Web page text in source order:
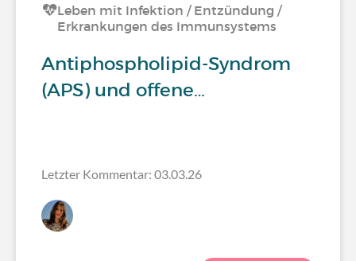
Leben mit Infektion / Entzündung /
Erkrankungen des Immunsystems
Antiphospholipid-Syndrom
(APS) und offene…
Letzter Kommentar: 03.03.26